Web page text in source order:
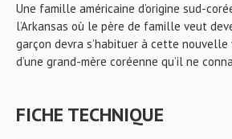
Une famille américaine d’origine sud-
l’Arkansas où le père de famille veut
garçon devra s’habituer à cette
d’une grand-mère coréenne qu’il ne
FICHE TECHNIQUE